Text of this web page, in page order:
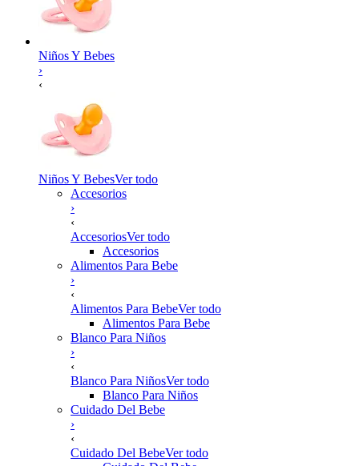
Niños Y Bebes
›
‹
Niños Y BebesVer todo
Accesorios
›
‹
AccesoriosVer todo
Accesorios
Alimentos Para Bebe
›
‹
Alimentos Para BebeVer todo
Alimentos Para Bebe
Blanco Para Niños
›
‹
Blanco Para NiñosVer todo
Blanco Para Niños
Cuidado Del Bebe
›
‹
Cuidado Del BebeVer todo